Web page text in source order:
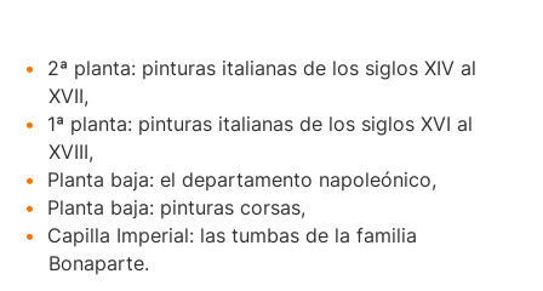
2ª planta: pinturas italianas de los siglos XIV al
XVII,
1ª planta: pinturas italianas de los siglos XVI al
XVIII,
Planta baja: el departamento napoleónico,
Planta baja: pinturas corsas,
Capilla Imperial: las tumbas de la familia
Bonaparte.